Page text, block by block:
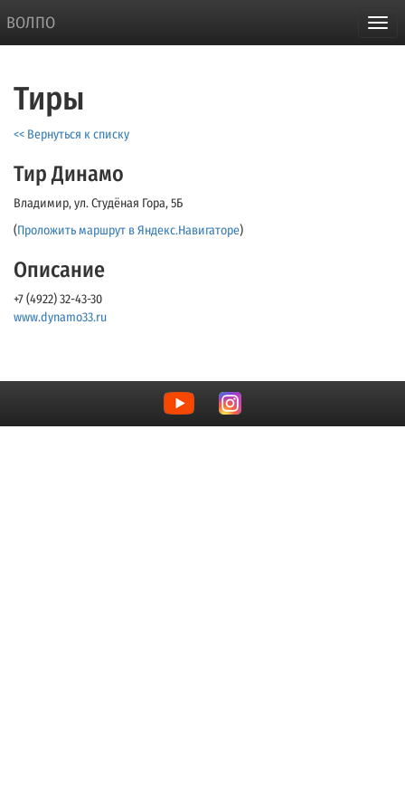
ВОЛПО
Тиры
<< Вернуться к списку
Тир Динамо
Владимир, ул. Студёная Гора, 5Б
(Проложить маршрут в Яндекс.Навигаторе)
Описание
+7 (4922) 32-43-30
www.dynamo33.ru